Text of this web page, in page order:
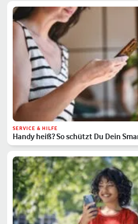
SERVICE & HILFE
Handy heiß? So schützt Du Dein